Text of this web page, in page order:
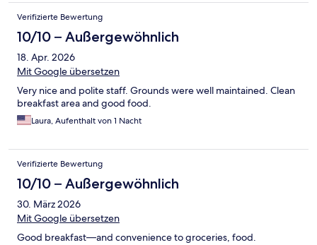
Verifizierte Bewertung
10/10 – Außergewöhnlich
18. Apr. 2026
Mit Google übersetzen
Very nice and polite staff. Grounds were well maintained. Clean
breakfast area and good food.
Laura, Aufenthalt von 1 Nacht
Verifizierte Bewertung
10/10 – Außergewöhnlich
30. März 2026
Mit Google übersetzen
Good breakfast—and convenience to groceries, food.